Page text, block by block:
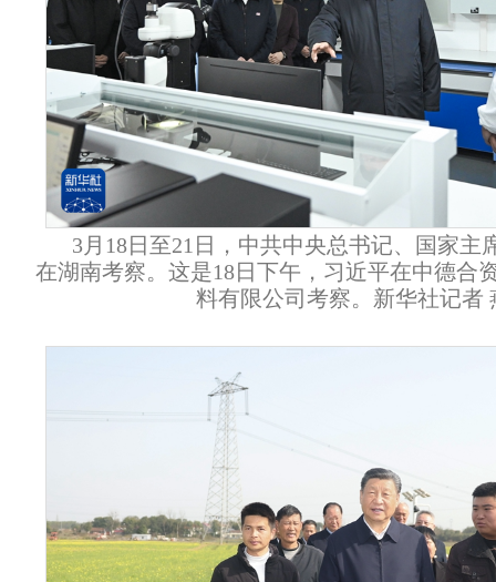
3月18日至21日，中共中央总书记、国家主
在湖南考察。这是18日下午，习近平在中德合
料有限公司考察。新华社记者